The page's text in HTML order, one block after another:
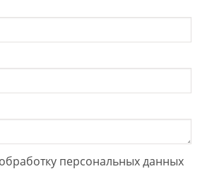
персональных данных